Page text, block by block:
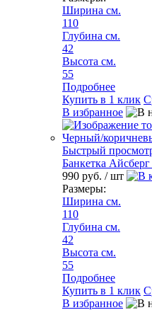
Ширина см.
110
Глубина см.
42
Высота см.
55
Подробнее
Купить в 1 клик
В избранное
Быстрый
Банкетка
990 руб. / шт
Размеры:
Ширина см.
110
Глубина см.
42
Высота см.
55
Подробнее
Купить в 1 клик
В избранное